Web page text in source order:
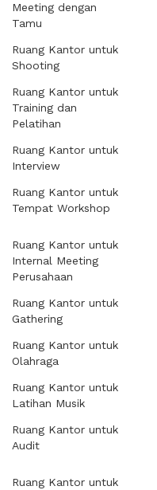
Meeting dengan
Tamu
Ruang Kantor untuk
Shooting
Ruang Kantor untuk
Training dan
Pelatihan
Ruang Kantor untuk
Interview
Ruang Kantor untuk
Tempat Workshop
Ruang Kantor untuk
Internal Meeting
Perusahaan
Ruang Kantor untuk
Gathering
Ruang Kantor untuk
Olahraga
Ruang Kantor untuk
Latihan Musik
Ruang Kantor untuk
Audit
Ruang Kantor untuk